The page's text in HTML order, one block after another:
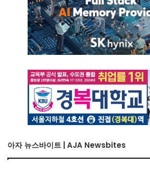
아자 뉴스바이트 | AJA Newsbites